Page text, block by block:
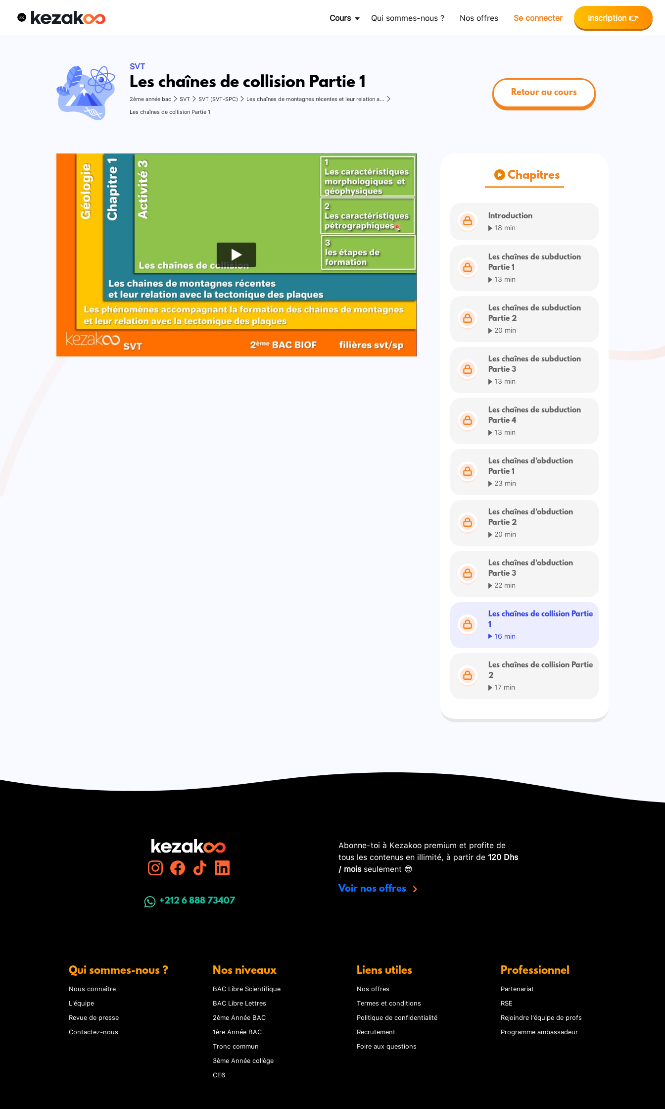
Cours Qui sommes-nous ? Nos offres Se connecter Inscription 👉
SVT
Les chaînes de collision Partie 1
2ème année bac SVT SVT (SVT-SPC)
Les chaînes de montagnes récentes et leur relation avec la tectonique des plaques
Les chaînes de collision Partie 1
Retour au cours
Chapitres
Introduction
18 min
Les chaînes de subduction
Partie 1
13 min
Les chaînes de subduction
Partie 2
20 min
Les chaînes de subduction
Partie 3
13 min
Les chaînes de subduction
Partie 4
13 min
Les chaînes d'obduction
Partie 1
23 min
Les chaînes d'obduction
Partie 2
20 min
Les chaînes d'obduction
Partie 3
22 min
Les chaînes de collision Partie
1
16 min
Les chaînes de collision Partie
2
17 min
+212 6 888 73407
Abonne-toi à Kezakoo premium et profite de
tous les contenus en illimité, à partir de 120 Dhs
/ moisseulement 😎
Voir nos offres
Qui sommes-nous ?
Nous connaître
L'équipe
Revue de presse
Contactez-nous
Nos niveaux
BAC Libre Scientifique
BAC Libre Lettres
2ème Année BAC
1ère Année BAC
Tronc commun
3ème Année collège
CE6
Liens utiles
Nos offres
Termes et conditions
Politique de confidentialité
Recrutement
Foire aux questions
Professionnel
Partenariat
RSE
Rejoindre l'équipe de profs
Programme ambassadeur